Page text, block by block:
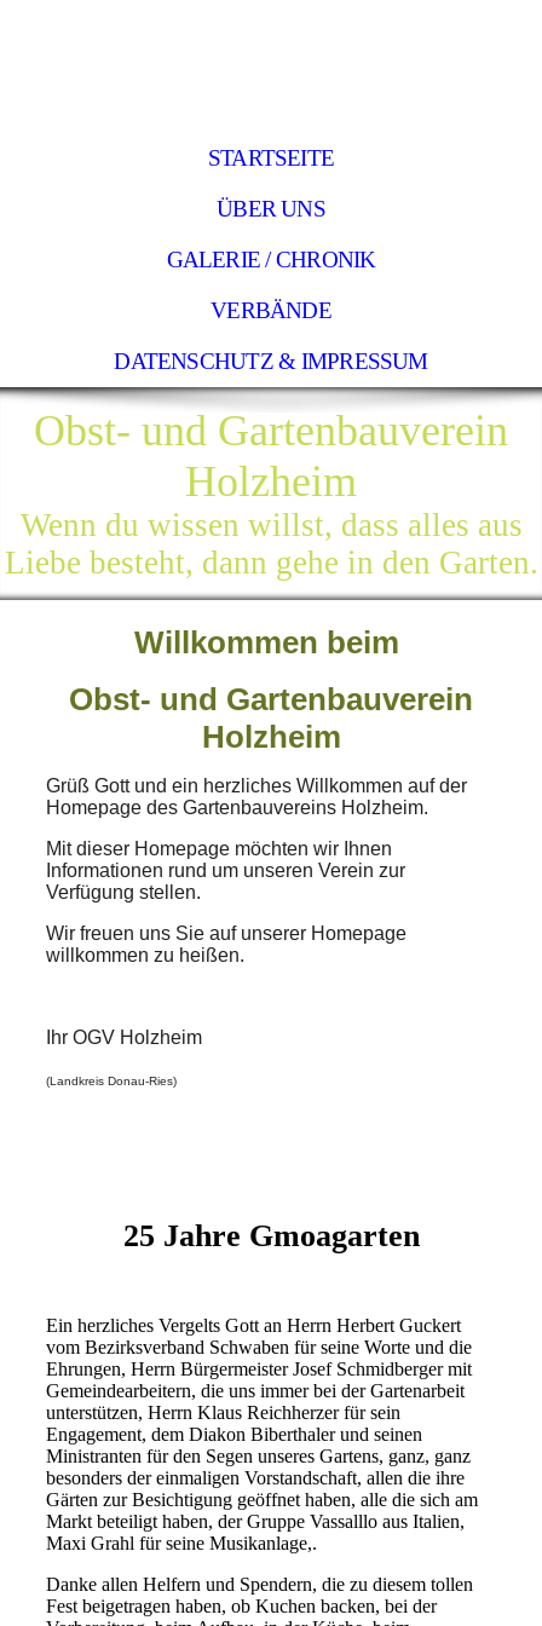
STARTSEITE
ÜBER UNS
GALERIE / CHRONIK
VERBÄNDE
DATENSCHUTZ & IMPRESSUM
Obst- und Gartenbauverein
Holzheim
Wenn du wissen willst, dass alles aus
Liebe besteht, dann gehe in den Garten.
Willkommen beim
Obst- und Gartenbauverein
Holzheim
Grüß Gott und ein herzliches Willkommen auf der
Homepage des Gartenbauvereins Holzheim.
Mit dieser Homepage möchten wir Ihnen
Informationen rund um unseren Verein zur
Verfügung stellen.
Wir freuen uns Sie auf unserer Homepage
willkommen zu heißen.
Ihr OGV Holzheim
(Landkreis Donau-Ries)
25 Jahre Gmoagarten
Ein herzliches Vergelts Gott an Herrn Herbert Guckert
vom Bezirksverband Schwaben für seine Worte und die
Ehrungen, Herrn Bürgermeister Josef Schmidberger mit
Gemeindearbeitern, die uns immer bei der Gartenarbeit
unterstützen, Herrn Klaus Reichherzer für sein
Engagement, dem Diakon Biberthaler und seinen
Ministranten für den Segen unseres Gartens, ganz, ganz
besonders der einmaligen Vorstandschaft, allen die ihre
Gärten zur Besichtigung geöffnet haben, alle die sich am
Markt beteiligt haben, der Gruppe Vassalllo aus Italien,
Maxi Grahl für seine Musikanlage,.
Danke allen Helfern und Spendern, die zu diesem tollen
Fest beigetragen haben, ob Kuchen backen, bei der